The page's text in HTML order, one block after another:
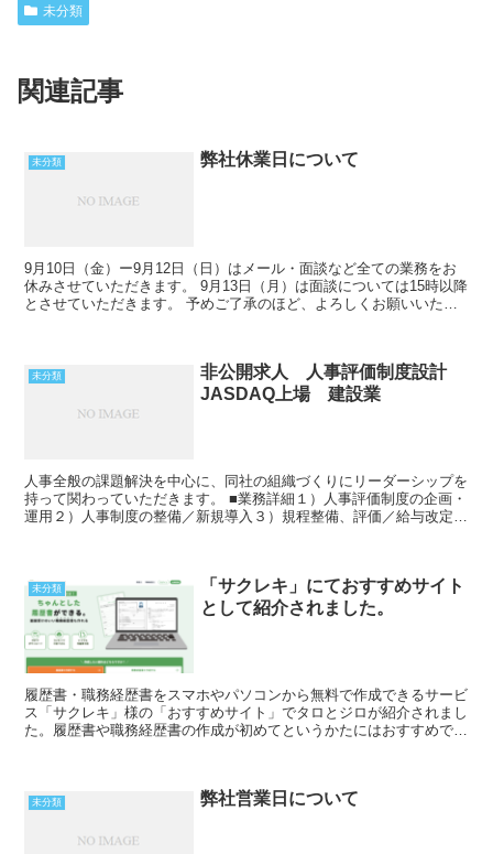
未分類
関連記事
未分類 弊社休業日について
9月10日（金）ー9月12日（日）はメール・面談など全ての業務をお
休みさせていただきます。 9月13日（月）は面談については15時以降
とさせていただきます。 予めご了承のほど、よろしくお願いいたし
未分類
非公開求人 人事評価制度設計
JASDAQ上場 建設業
人事全般の課題解決を中心に、同社の組織づくりにリーダーシップを
持って関わっていただきます。 ■業務詳細１）人事評価制度の企画・
運用２）人事制度の整備／新規導入３）規程整備、評価／給与改定の
未分類
「サクレキ」にておすすめサイト
として紹介されました。
履歴書・職務経歴書をスマホやパソコンから無料で作成できるサービ
ス「サクレキ」様の「おすすめサイト」でタロとジロが紹介されまし
た。履歴書や職務経歴書の作成が初めてというかたにはおすすめで
未分類 弊社営業日について